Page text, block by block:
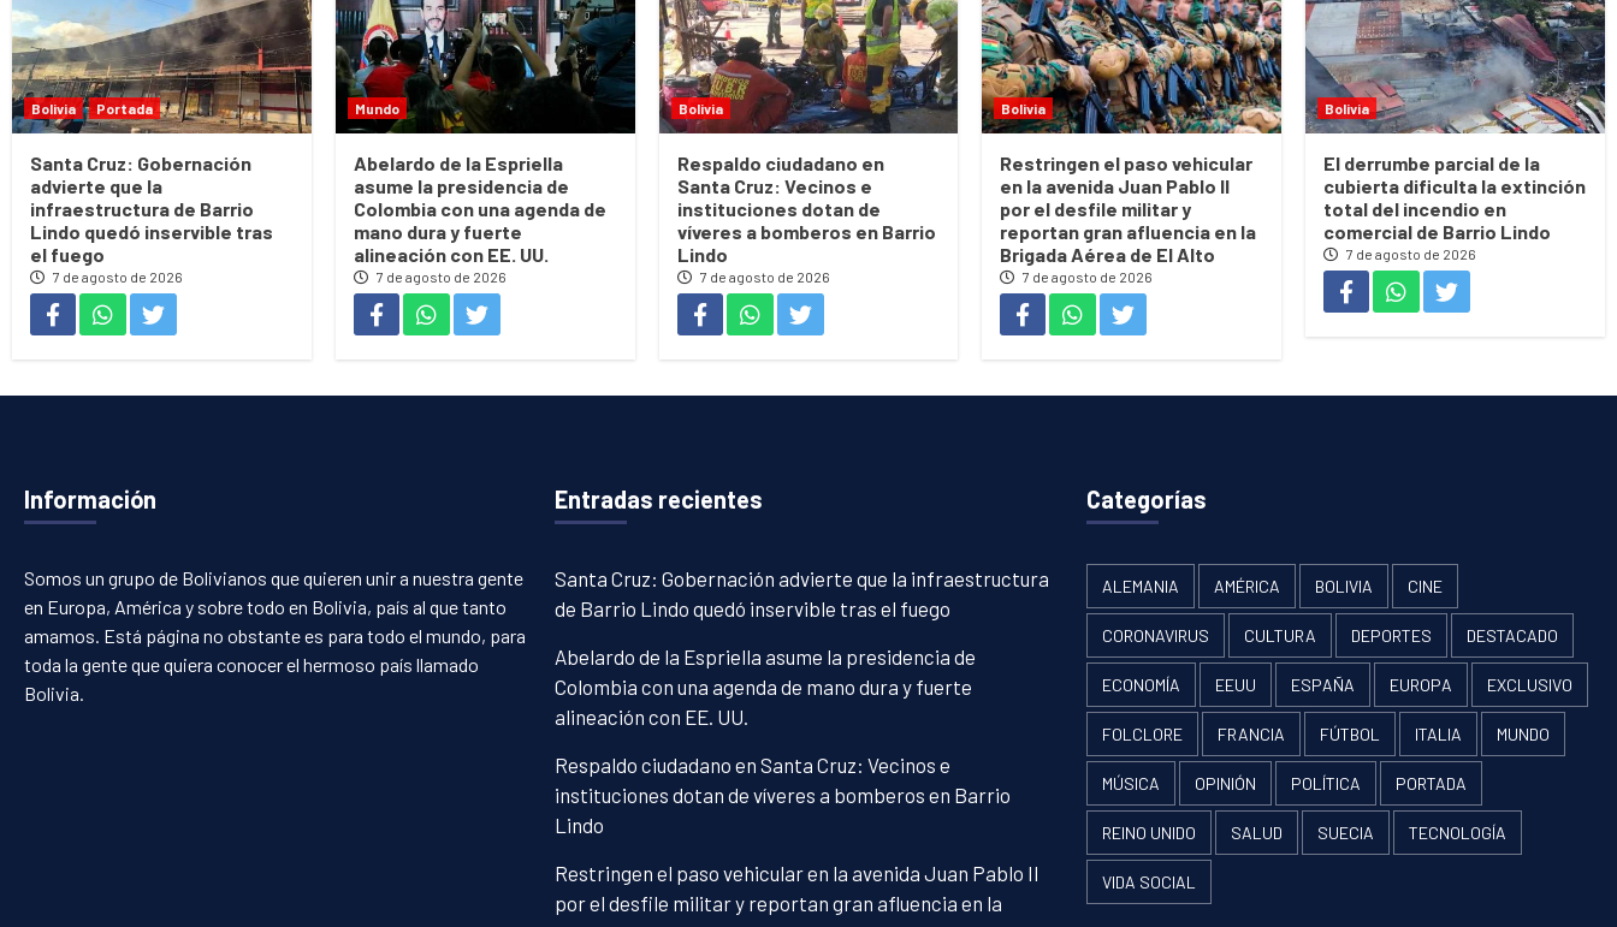
Bolivia Portada
Santa Cruz: Gobernación
advierte que la
infraestructura de Barrio
Lindo quedó inservible tras
el fuego
7 de agosto de 2026
Mundo
Abelardo de la Espriella
asume la presidencia de
Colombia con una agenda de
mano dura y fuerte
alineación con EE. UU.
7 de agosto de 2026
Bolivia
Respaldo ciudadano en
Santa Cruz: Vecinos e
instituciones dotan de
víveres a bomberos en Barrio
Lindo
7 de agosto de 2026
Bolivia
Restringen el paso vehicular
en la avenida Juan Pablo II
por el desfile militar y
reportan gran afluencia en la
Brigada Aérea de El Alto
7 de agosto de 2026
Bolivia
El derrumbe parcial de la
cubierta dificulta la extinción
total del incendio en
comercial de Barrio Lindo
7 de agosto de 2026
Información
Somos un grupo de Bolivianos que quieren unir a nuestra gente
en Europa, América y sobre todo en Bolivia, país al que tanto
amamos. Está página no obstante es para todo el mundo, para
toda la gente que quiera conocer el hermoso país llamado
Bolivia.
Entradas recientes
Santa Cruz: Gobernación advierte que la infraestructura
de Barrio Lindo quedó inservible tras el fuego
Abelardo de la Espriella asume la presidencia de
Colombia con una agenda de mano dura y fuerte
alineación con EE. UU.
Respaldo ciudadano en Santa Cruz: Vecinos e
instituciones dotan de víveres a bomberos en Barrio
Lindo
Restringen el paso vehicular en la avenida Juan Pablo II
por el desfile militar y reportan gran afluencia en la
Categorías
ALEMANIA AMÉRICA BOLIVIA CINE
CORONAVIRUS CULTURA DEPORTES DESTACADO
ECONOMÍA EEUU ESPAÑA EUROPA EXCLUSIVO
FOLCLORE FRANCIA FÚTBOL ITALIA MUNDO
MÚSICA OPINIÓN POLÍTICA PORTADA
REINO UNIDO SALUD SUECIA TECNOLOGÍA
VIDA SOCIAL